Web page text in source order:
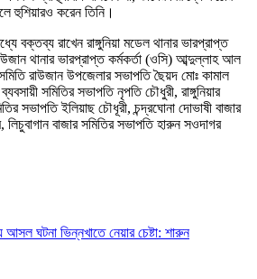
হুশিয়ারও করেন তিনি।
বক্তব্য রাখেন রাঙ্গুনিয়া মডেল থানার ভারপ্রাপ্ত
থানার ভারপ্রাপ্ত কর্মকর্তা (ওসি) আব্দুল্লাহ আল
রাউজান উপজেলার সভাপতি ছৈয়দ মোঃ কামাল
সমিতির সভাপতি নৃপতি চৌধুরী, রাঙ্গুনিয়ার
সভাপতি ইলিয়াছ চৌধূরী, চন্দ্রঘোনা দোভাষী বাজার
লিচুবাগান বাজার সমিতির সভাপতি হারুন সওদাগর
ঘটনা ভিন্নখাতে নেয়ার চেষ্টা: শারুন